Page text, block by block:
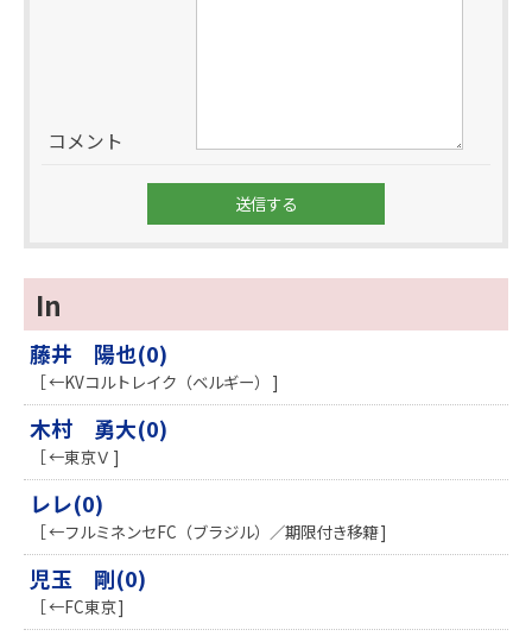
コメント
In
藤井 陽也(0)
［ ←KVコルトレイク（ベルギー） ]
木村 勇大(0)
［ ←東京Ｖ ]
レレ(0)
［ ←フルミネンセFC（ブラジル）／期限付き移籍 ]
児玉 剛(0)
［ ←FC東京 ]